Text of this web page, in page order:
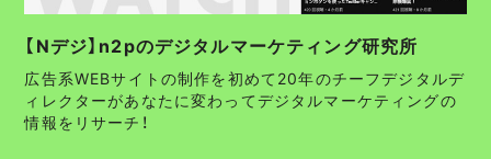
【Nデジ】n2pのデジタルマーケティング研究所
広告系WEBサイトの制作を初めて20年のチーフデジタルデ
ィレクターがあなたに変わってデジタルマーケティングの
情報をリサーチ！